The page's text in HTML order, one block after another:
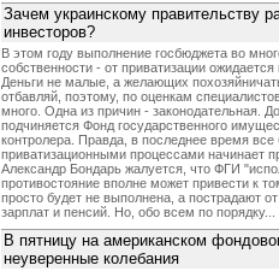
Зачем украинскому правительству
инвесторов?
В этом году выполнение госбюджета во
собственности - от приватизации
Деньги не малые, а желающих
отбавляй, поэтому, по оценкам
много. Одна из причин - законодательная.
подчиняется Фонд государственного
контролера. Правда, в последнее время
приватизационными процессами начинает
Александр Бондарь жалуется, что ФГИ
противостояние вполне может привести к
просто будет не выполнена, а пострадают
зарплат и пенсий. Но, обо всем по порядку...
В пятницу на американском
неуверенные колебания